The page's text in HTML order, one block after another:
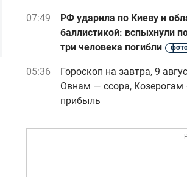
07:49
РФ ударила по Киеву и
баллистикой: вспыхнули
три человека погибли
05:36
Гороскоп на завтра, 9
Овнам — ссора, Козерогам
прибыль